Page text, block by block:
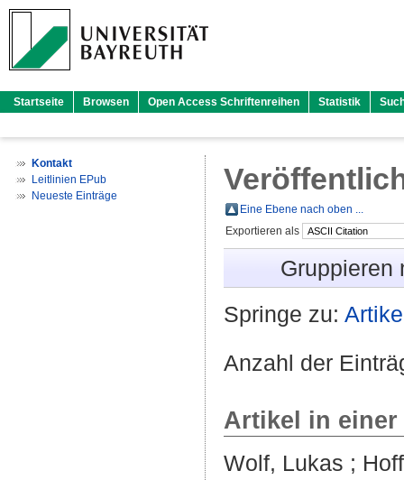
Startseite Browsen Open Access Schriftenreihen Statistik
Kontakt
Leitlinien EPub
Neueste Einträge
Eine Ebene nach oben ...
Exportieren als
Gruppieren
Springe zu:
Anzahl der
Artikel in
Wolf, Lukas ;